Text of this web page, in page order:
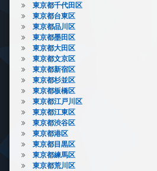
東京都千代田区
東京都台東区
東京都品川区
東京都墨田区
東京都大田区
東京都文京区
東京都新宿区
東京都杉並区
東京都板橋区
東京都江戸川区
東京都江東区
東京都渋谷区
東京都港区
東京都目黒区
東京都練馬区
東京都荒川区